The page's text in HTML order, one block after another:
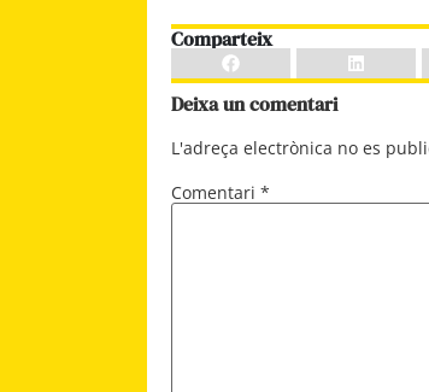
Comparteix
Deixa un comentari
L'adreça electrònica no es
Comentari *